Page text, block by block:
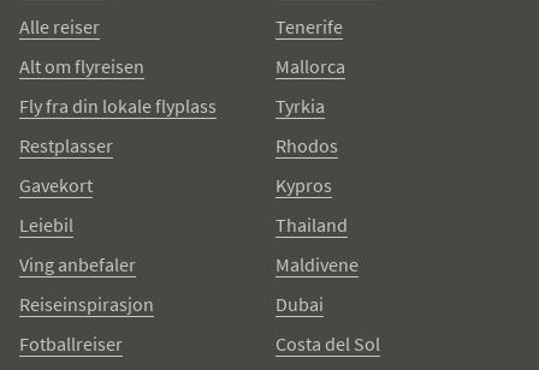
Alle reiser
Alt om flyreisen
Fly fra din lokale flyplass
Restplasser
Gavekort
Leiebil
Ving anbefaler
Reiseinspirasjon
Fotballreiser
Tenerife
Mallorca
Tyrkia
Rhodos
Kypros
Thailand
Maldivene
Dubai
Costa del Sol